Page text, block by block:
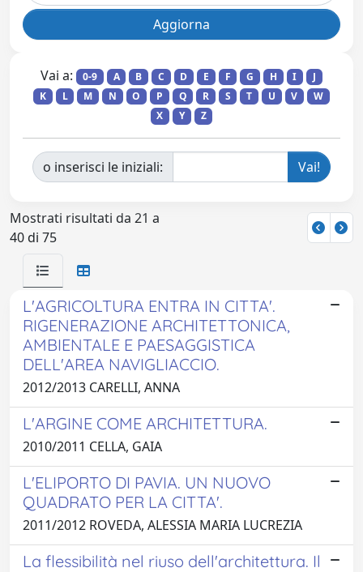
Vai a: 0-9 A B C D E F G H I
J
K
L M N O P Q R S T U V
W
X
Y Z
o inserisci le iniziali:
Mostrati risultati da 21 a
40 di 75
L'AGRICOLTURA ENTRA IN CITTA'.
RIGENERAZIONE ARCHITETTONICA,
AMBIENTALE E PAESAGGISTICA
DELL'AREA NAVIGLIACCIO.
2012/2013 CARELLI, ANNA
L'ARGINE COME ARCHITETTURA.
2010/2011 CELLA, GAIA
L'ELIPORTO DI PAVIA. UN NUOVO
QUADRATO PER LA CITTA'.
2011/2012 ROVEDA, ALESSIA MARIA LUCREZIA
La flessibilità nel riuso dell'architettura. Il